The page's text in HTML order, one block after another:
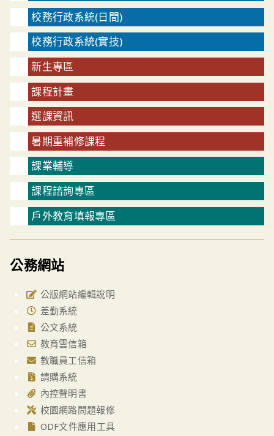
校務行政系統(日間)
校務行政系統(實技)
新生專區
課程計畫
選課資訊
暑期重補修課程
課業輔導
課程諮詢專區
戶外教育填報專區
公務網站
公版網站編輯說明
差勤系統
公文系統
教育雲信箱
教職員工信箱
請購系統
內控聲明書
校園網路問題報修
ODF文件應用工具